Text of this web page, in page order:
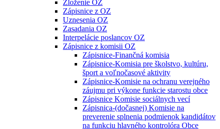
Zloženie OZ
Zápisnice z OZ
Uznesenia OZ
Zasadania OZ
Interpelácie poslancov OZ
Zápisnice z komisii OZ
Zápisnice-Finančná komisia
Zápisnice-Komisia pre školstvo, kultúru,
šport a voľnočasové aktivity
Zápisnice-Komisie na ochranu verejného
záujmu pri výkone funkcie starostu obce
Zápisnice Komisie sociálnych vecí
Zápisnica-(dočasnej) Komisie na
preverenie splnenia podmienok kandidátov
na funkciu hlavného kontrolóra Obce